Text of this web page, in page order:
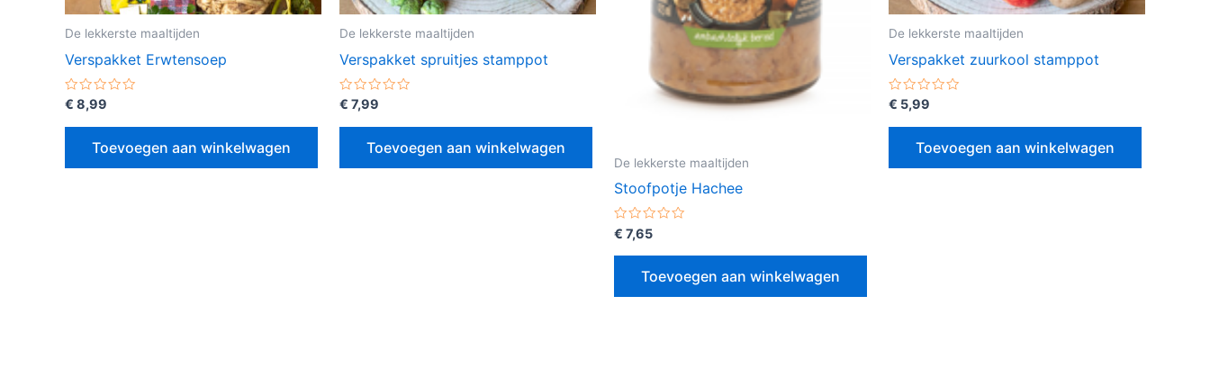
De lekkerste maaltijden
Verspakket Erwtensoep
Gewaardeerd
uit
€ 8,99
Toevoegen aan winkelwagen
De lekkerste maaltijden
Verspakket spruitjes stamppot
Gewaardeerd
uit
€ 7,99
Toevoegen aan winkelwagen
De lekkerste maaltijden
Stoofpotje Hachee
Gewaardeerd
uit
€ 7,65
Toevoegen aan winkelwagen
De lekkerste maaltijden
Verspakket zuurkool stamppot
Gewaardeerd
uit
€ 5,99
Toevoegen aan winkelwagen